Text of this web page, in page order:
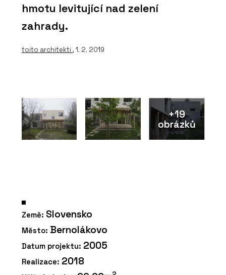
hmotu levitující nad zelení
zahrady.
toito architekti , 1. 2. 2019
+19
obrázků
Země: Slovensko
Město: Bernolákovo
Datum projektu: 2005
Realizace: 2018